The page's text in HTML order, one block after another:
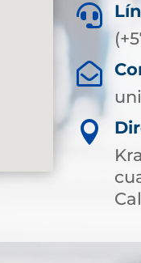


